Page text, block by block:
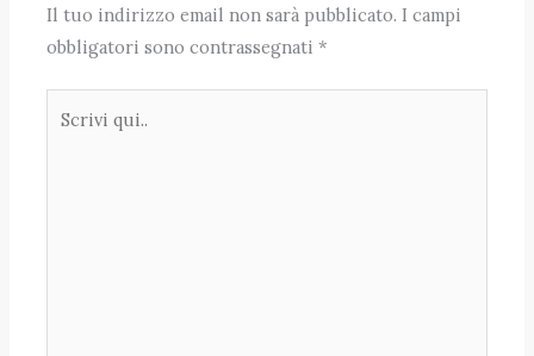
Il tuo indirizzo email non sarà pubblicato. I campi
obbligatori sono contrassegnati*